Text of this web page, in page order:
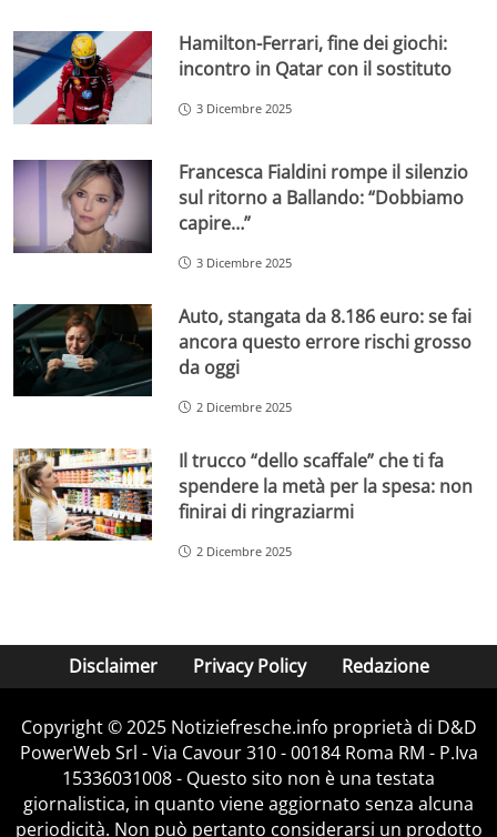
Hamilton-Ferrari, fine dei giochi:
incontro in Qatar con il sostituto
3 Dicembre 2025
Francesca Fialdini rompe il silenzio
sul ritorno a Ballando: “Dobbiamo
capire…”
3 Dicembre 2025
Auto, stangata da 8.186 euro: se fai
ancora questo errore rischi grosso
da oggi
2 Dicembre 2025
Il trucco “dello scaffale” che ti fa
spendere la metà per la spesa: non
finirai di ringraziarmi
2 Dicembre 2025
Disclaimer Privacy Policy Redazione
Copyright © 2025 Notiziefresche.info proprietà di D&D
PowerWeb Srl - Via Cavour 310 - 00184 Roma RM - P.Iva
15336031008 - Questo sito non è una testata
giornalistica, in quanto viene aggiornato senza alcuna
periodicità. Non può pertanto considerarsi un prodotto